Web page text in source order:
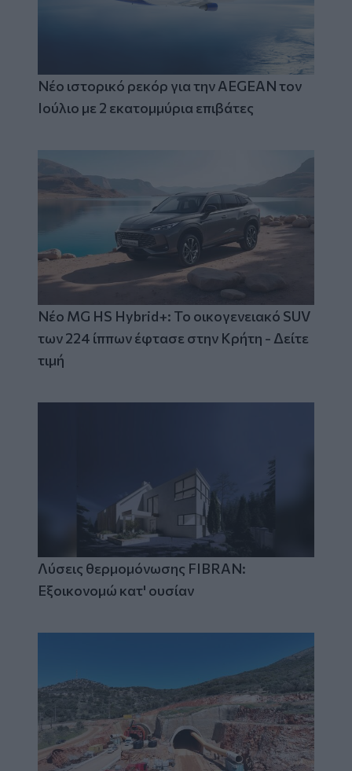
Νέο ιστορικό ρεκόρ για την AEGEAN τον
Ιούλιο με 2 εκατομμύρια επιβάτες
Νέο MG HS Hybrid+: Το οικογενειακό SUV
των 224 ίππων έφτασε στην Κρήτη - Δείτε
τιμή
Λύσεις θερμομόνωσης FIBRAN:
Εξοικονομώ κατ' ουσίαν